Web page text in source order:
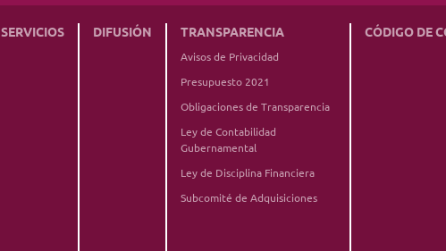
SERVICIOS DIFUSIÓN TRANSPARENCIA
Avisos de Privacidad
Presupuesto 2021
Obligaciones de Transparencia
Ley de Contabilidad
Gubernamental
Ley de Disciplina Financiera
Subcomité de Adquisiciones
CÓDIGO DE